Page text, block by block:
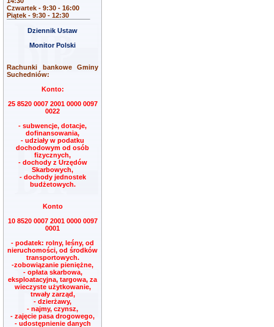
Czwartek - 9:30 - 16:00
Piątek - 9:30 - 12:30
Dziennik Ustaw
Monitor Polski
Rachunki bankowe Gminy
Suchedniów:
Konto:
25 8520 0007 2001 0000 0097
0022
- subwencje, dotacje,
dofinansowania,
- udziały w podatku
dochodowym od osób
fizycznych,
- dochody z Urzędów
Skarbowych,
- dochody jednostek
budżetowych.
Konto
10 8520 0007 2001 0000 0097
0001
- podatek: rolny, leśny, od
nieruchomości, od środków
transportowych.
-zobowiązanie pieniężne,
- opłata skarbowa,
eksploatacyjna, targowa, za
wieczyste użytkowanie,
trwały zarząd,
- dzierżawy,
- najmy, czynsz,
- zajęcie pasa drogowego,
- udostępnienie danych